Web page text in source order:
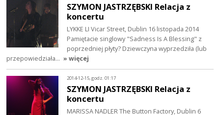
SZYMON JASTRZĘBSKI Relacja z
koncertu
LYKKE LI Vicar Street, Dublin 16 listopada 2014
Pamiętacie singlowy "Sadness Is A Blessing" z
poprzedniej płyty? Dziewczyna wyprzedziła (lub
przepowiedziała… » więcej
2014-12-15, godz. 01:17
SZYMON JASTRZĘBSKI Relacja z
koncertu
MARISSA NADLER The Button Factory, Dublin 6